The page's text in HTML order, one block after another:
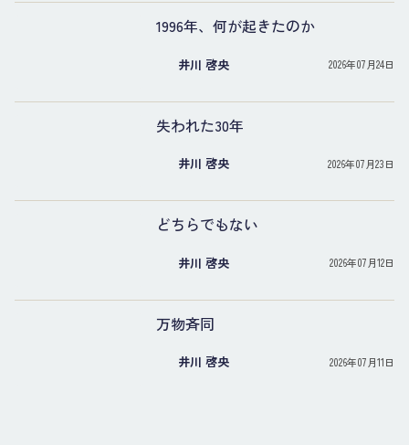
1996年、何が起きたのか
井川 啓央 2026年07月24日
失われた30年
井川 啓央 2026年07月23日
どちらでもない
井川 啓央 2026年07月12日
万物斉同
井川 啓央 2026年07月11日